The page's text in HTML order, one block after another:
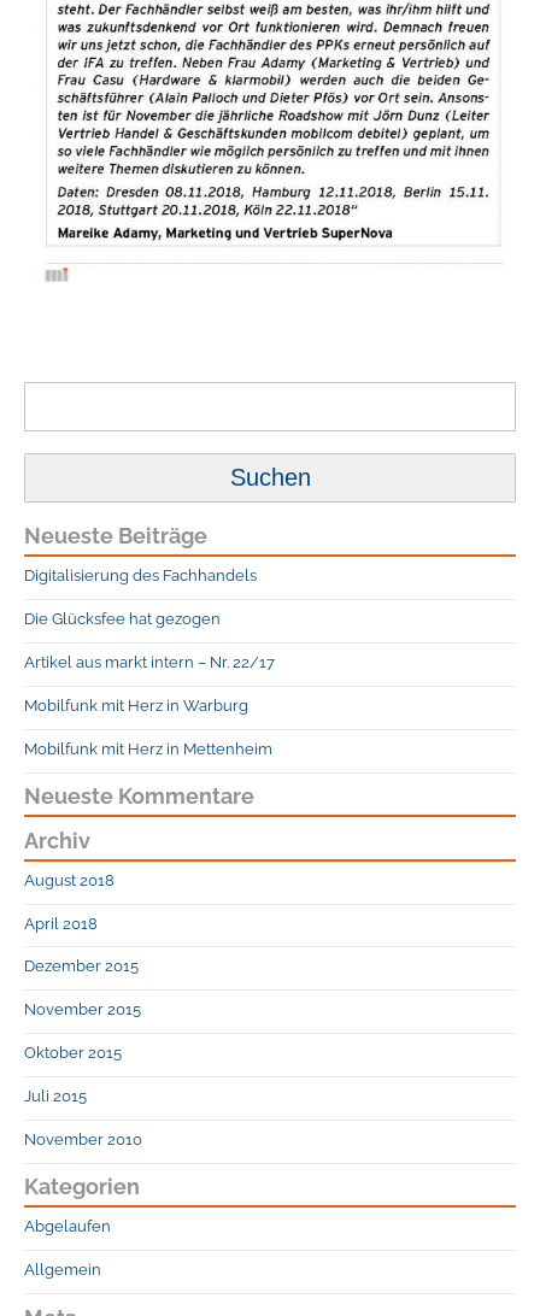
Suchen
nach:
Neueste Beiträge
Digitalisierung des Fachhandels
Die Glücksfee hat gezogen
Artikel aus markt intern – Nr. 22/17
Mobilfunk mit Herz in Warburg
Mobilfunk mit Herz in Mettenheim
Neueste Kommentare
Archiv
August 2018
April 2018
Dezember 2015
November 2015
Oktober 2015
Juli 2015
November 2010
Kategorien
Abgelaufen
Allgemein